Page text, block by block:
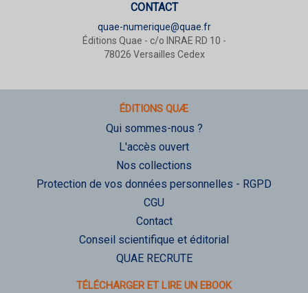
CONTACT
quae-numerique@quae.fr
Éditions Quae - c/o INRAE RD 10 -
78026 Versailles Cedex
ÉDITIONS QUÆ
Qui sommes-nous ?
L'accès ouvert
Nos collections
Protection de vos données personnelles - RGPD
CGU
Contact
Conseil scientifique et éditorial
QUAE RECRUTE
TÉLÉCHARGER ET LIRE UN EBOOK